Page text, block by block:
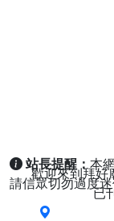
站長提醒：本
請信眾切勿過度
歡迎來到拜好
已